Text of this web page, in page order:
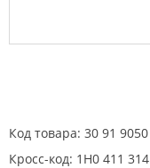
Код товара: 30 91 9050
Кросс-код: 1H0 411 314